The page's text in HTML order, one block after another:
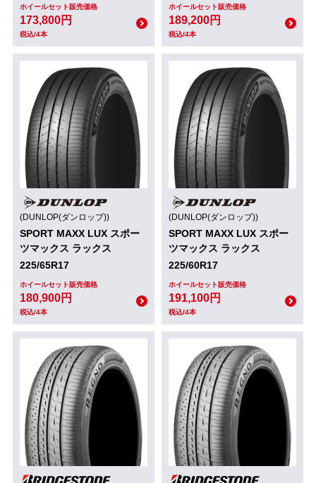
ホイールセット販売価格
173,800円
税込/4本
ホイールセット販売価格
189,200円
税込/4本
(DUNLOP(ダンロップ))
SPORT MAXX LUX スポー
ツマックス ラックス
225/65R17
ホイールセット販売価格
180,900円
税込/4本
(DUNLOP(ダンロップ))
SPORT MAXX LUX スポー
ツマックス ラックス
225/60R17
ホイールセット販売価格
191,100円
税込/4本